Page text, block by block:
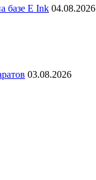
базе E Ink 04.08.2026
03.08.2026